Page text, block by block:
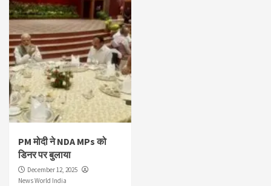
PM मोदी ने NDA MPs को
डिनर पर बुलाया
December 12, 2025
News World India